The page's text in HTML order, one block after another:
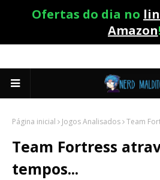
Ofertas do dia no
Amazon!
Página inicial Jogos Analisados Team
Team Fortress
tempos...